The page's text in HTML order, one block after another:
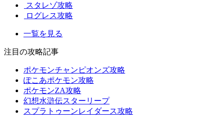
スタレゾ攻略
ログレス攻略
一覧を見る
注目の攻略記事
ポケモンチャンピオンズ攻略
ぽこあポケモン攻略
ポケモンZA攻略
幻想水滸伝スターリープ
スプラトゥーンレイダース攻略